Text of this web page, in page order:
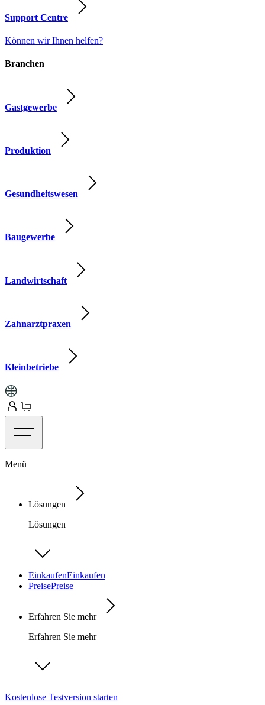
Support Centre
Können wir Ihnen helfen?
Branchen
Gastgewerbe
Produktion
Gesundheitswesen
Baugewerbe
Landwirtschaft
Zahnarztpraxen
Kleinbetriebe
Menü
Lösungen
Lösungen
EinkaufenEinkaufen
PreisePreise
Erfahren Sie mehr
Erfahren Sie mehr
Kostenlose Testversion starten